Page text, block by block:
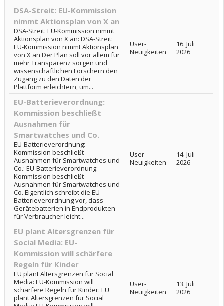
DSA-Streit: EU-Kommission
nimmt Aktionsplan von X an
DSA-Streit: EU-Kommission nimmt
Aktionsplan von X an: DSA-Streit:
EU-Kommission nimmt Aktionsplan
von X an Der Plan soll vor allem für
mehr Transparenz sorgen und
wissenschaftlichen Forschern den
Zugang zu den Daten der
Plattform erleichtern, um...
User-
Neuigkeiten
16. Juli
2026
EU-Batterieverordnung:
Kommission beschließt
Ausnahmen für
Smartwatches und Co.
EU-Batterieverordnung:
Kommission beschließt
Ausnahmen für Smartwatches und
Co.: EU-Batterieverordnung:
Kommission beschließt
Ausnahmen für Smartwatches und
Co. Eigentlich schreibt die EU-
Batterieverordnung vor, dass
Gerätebatterien in Endprodukten
für Verbraucher leicht...
User-
Neuigkeiten
14. Juli
2026
EU plant Altersgrenzen für
Social Media: EU-
Kommission will schärfere
Regeln für Kinder
EU plant Altersgrenzen für Social
Media: EU-Kommission will
schärfere Regeln für Kinder: EU
plant Altersgrenzen für Social
User-
Neuigkeiten
13. Juli
2026